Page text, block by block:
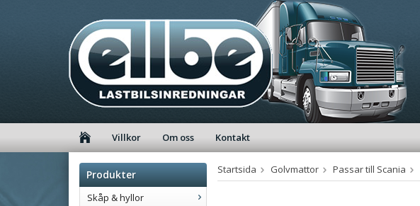
Villkor Om oss Kontakt
Produkter
Skåp & hyllor
Startsida Golvmattor Passar till Scania